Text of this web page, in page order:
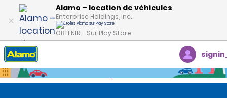
Alamo – location de véhicules
Enterprise Holdings, Inc.
OBTENIR – Sur Play Store
Accueil Succursales